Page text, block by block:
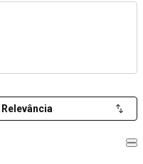
Relevância